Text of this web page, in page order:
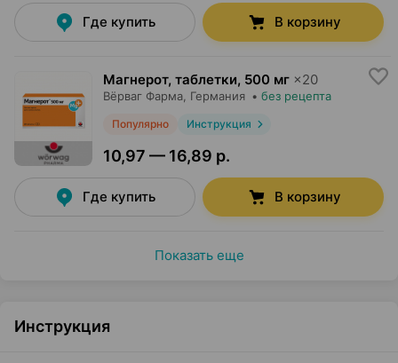
Где купить В корзину
Магнерот, таблетки, 500 мг ×20
Вёрваг Фарма , Германия • без рецепта
Популярно Инструкция
10,97 — 16,89 р.
Где купить В корзину
Показать еще
Инструкция